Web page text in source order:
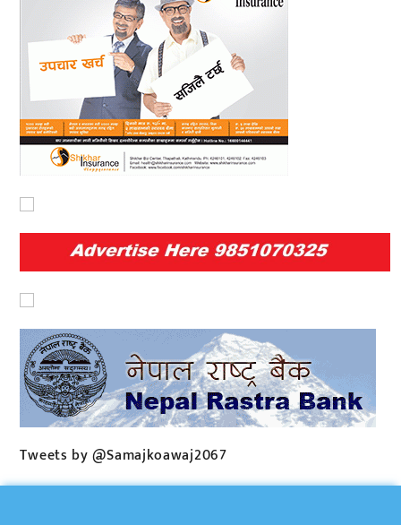
Tweets by @Samajkoawaj2067